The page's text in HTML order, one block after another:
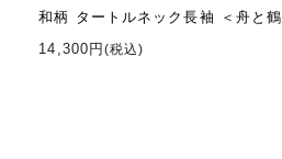
和柄 タートルネック長袖 ＜舟と
14,300円(税込)